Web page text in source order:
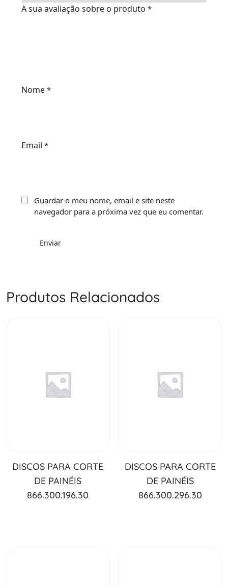
A sua avaliação sobre o produto *
Nome *
Email *
Guardar o meu nome, email e site neste
navegador para a próxima vez que eu comentar.
Produtos Relacionados
DISCOS PARA CORTE
DE PAINÉIS
866.300.196.30
DISCOS PARA CORTE
DE PAINÉIS
866.300.296.30